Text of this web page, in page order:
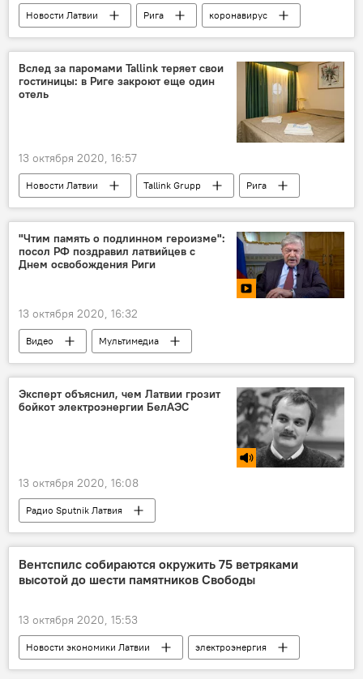
Новости Латвии Рига
коронавирус
маска
Вслед за паромами Tallink теряет свои
гостиницы: в Риге закроют еще один
отель
13 октября 2020, 16:57
Новости Латвии Tallink Grupp
Рига
Таллин
отель
"Чтим память о подлинном героизме":
посол РФ поздравил латвийцев с
Днем освобождения Риги
13 октября 2020, 16:32
Видео
Мультимедиа
Евгений Лукьянов
Рига
освобождение
Эксперт объяснил, чем Латвии грозит
бойкот электроэнергии БелАЭС
13 октября 2020, 16:08
Радио Sputnik Латвия
Конфликт вокруг БелАЭС
Латвия
Сергей Кондратьев
электроэнергия
Вентспилс собираются окружить 75 ветряками
высотой до шести памятников Свободы
13 октября 2020, 15:53
Новости экономики Латвии
электроэнергия
Латвия